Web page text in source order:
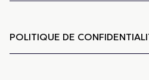
POLITIQUE DE